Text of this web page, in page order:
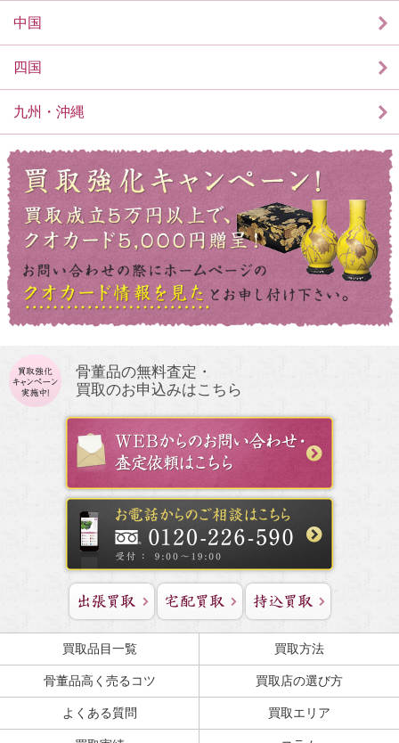
中国
四国
九州・沖縄
骨董品の無料査定・
買取のお申込みはこちら
買取品目一覧 買取方法
骨董品高く売るコツ 買取店の選び方
よくある質問 買取エリア